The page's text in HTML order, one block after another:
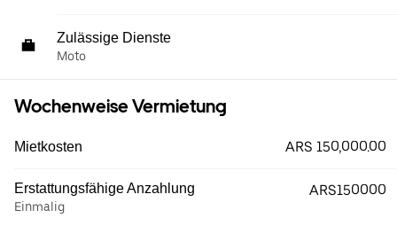
Zulässige Dienste
Moto
Wochenweise Vermietung
Mietkosten ARS 150,000.00
Erstattungsfähige Anzahlung
Einmalig
ARS150000